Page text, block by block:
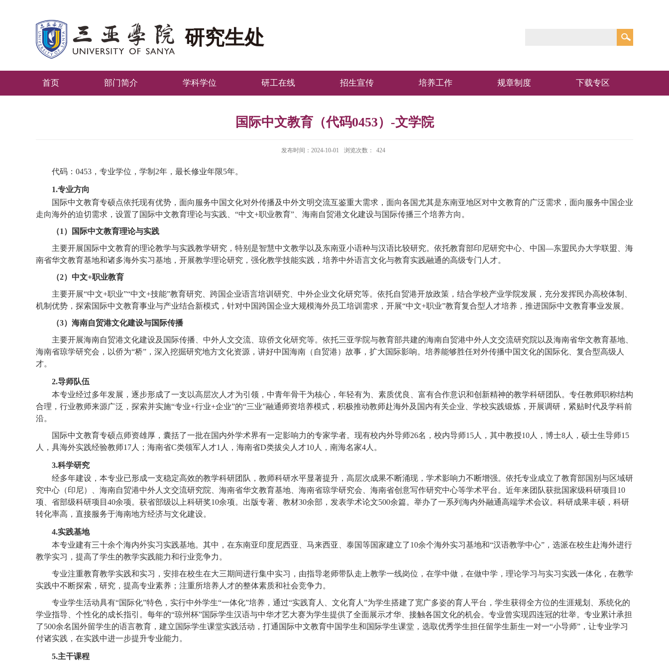
研究生处
首页 部门简介 学科学位 研工在线 招生宣传 培养工作 规章制度 下载专区
国际中文教育（代码0453）-文学院
发布时间：2024-10-01 浏览次数： 424
代码：0453，专业学位，学制2年，最长修业年限5年。
1.专业方向
国际中文教育专硕点依托现有优势，面向服务中国文化对外传播及中外文明交流互鉴重大需求， 面向各国 尤其是东南亚地区对中文教育的广泛需求 ，面向 服务中国企业
走向海外的迫切需求 ， 设置了国际中文教育理论与实践、“中文+职业教育”、海南自贸港文化建设与国际传播三个培养方向。
（1）国际中文教育理论与实践
主要开展国际中文教育的理论教学与实践教学研究，特别是智慧中文教学以及东南亚小语种与汉语比较研究。依托教育部印尼研究中心、中国—东盟民办大学联盟、海
南省华文教育基地和诸多海外实习基地，开展教学理论研究，强化教学技能实践，培养中外语言文化与教育实践融通的高级专门人才。
（2）中文+职业教育
主要开展“中文+职业”“中文+技能”教育研究、跨国企业语言培训研究、中外企业文化研究等。依托自贸港开放政策，结合学校产业学院发展，充分发挥民办高校体制、
机制优势，探索国际中文教育事业与产业结合新模式，针对中国跨国企业大规模海外员工培训需求，开展“中文+职业”教育复合型人才培养，推进国际中文教育事业发展。
（3）海南自贸港文化建设与国际传播
主要开展海南自贸港文化建设及国际传播、中外人文交流、琼侨文化研究等。依托三亚学院与教育部共建的海南自贸港中外人文交流研究院以及海南省华文教育基地、
海南省琼学研究会，以侨为“桥”，深入挖掘研究地方文化资源，讲好中国海南（自贸港）故事，扩大国际影响。培养能够胜任对外传播中国文化的国际化、复合型高级人
才。
2.导师队伍
本专业经过多年发展，逐步形成了一支以高层次人才为引领，中青年骨干为核心，年轻有为、素质优良、富有合作意识和创新精神的教学科研团队。专任教师职称结构
合理，行业教师来源广泛，探索并实施“专业+行业+企业”的“三业”融通师资培养模式， 积极推动教师赴海外及国内有关企业、学校实践锻炼，开展调研， 紧贴时代及学科前
沿。
国际中文教育专硕点师资雄厚，囊括了一批在国内外学术界有一定影响力的专家学者。现有校内外导师26名，校内导师15人，其中教授10人，博士8人，硕士生导师15
人， 具海外实践经验教师17人 ；海南省C类领军人才1 人，海南省D类拔尖人才10人，南海名家4人。
3.科学研究
经多年建设， 本专业已形成一支稳定高效的教学科研团队， 教师科研水平显著提升，高层次成果不断涌现，学术影响力不断增强。依托专业成立了教育部国别与区域研
究中心（印尼）、海南自贸港中外人文交流研究院
海南省华文教育基地 、海南省琼学研究会、海南省创意写作研究中心等学术平台。 近年来团队获批国家级科研项目10
项、省部级科研项目 40余项。获省部级以上科研奖10余项。出版专著 、教材30余部，发表学术论文500余篇。举办了一系列 海内外融通高端学术会议。 科研成果丰硕，科研
转化率高，直接服务于海南地方经济与文化建设。
4.实践基地
本专业建有三十余个海内外实习实践基地。其中，在东南亚印度尼西亚、马来西亚、泰国等国家建立了10余个海外实习基地和“汉语教学中心”，选派在校生赴海外进行
教学实习，提高了学生的教学实践能力和行业竞争力。
专业注重教育教学实践和实习，安排在校生在大三期间进行集中实习，由指导老师带队走上教学一线岗位，在学中做，在做中学，理论学习与实习实践一体化，在教学
实践中不断探索，研究，提高专业素养；注重所培养人才的整体素质和社会竞争力。
专业学生活动具有“国际化”特色，实行中外学生“一体化”培养，通过“实践育人、文化育人”为学生搭建了宽广多姿的育人平台，学生获得全方位的生涯规划、系统化的
学业指导、个性化的成长指引。每年的“琼州杯”国际学生汉语与中华才艺大赛为学生提供了全面展示才华、接触各国文化的机会。专业曾实现四连冠的壮举。专业累计承担
了500余名国外留学生的语言教育，建立国际学生课堂实践活动，打通国际中文教育中国学生和国际学生课堂，选取优秀学生担任留学生新生一对一“小导师”，让专业学习
付诸实践，在实践中进一步提升专业能力。
5.主干课程